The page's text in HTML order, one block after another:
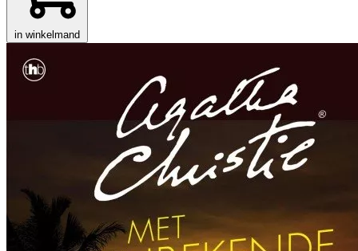
in winkelmand